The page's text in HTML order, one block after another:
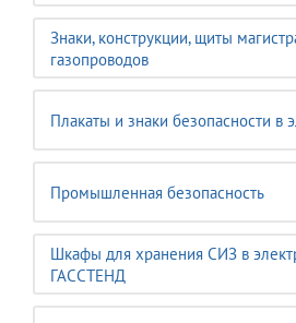
Знаки, конструкции, щиты
газопроводов
Плакаты и знаки безопасности в
Промышленная безопасность
Шкафы для хранения СИЗ в
ГАССТЕНД